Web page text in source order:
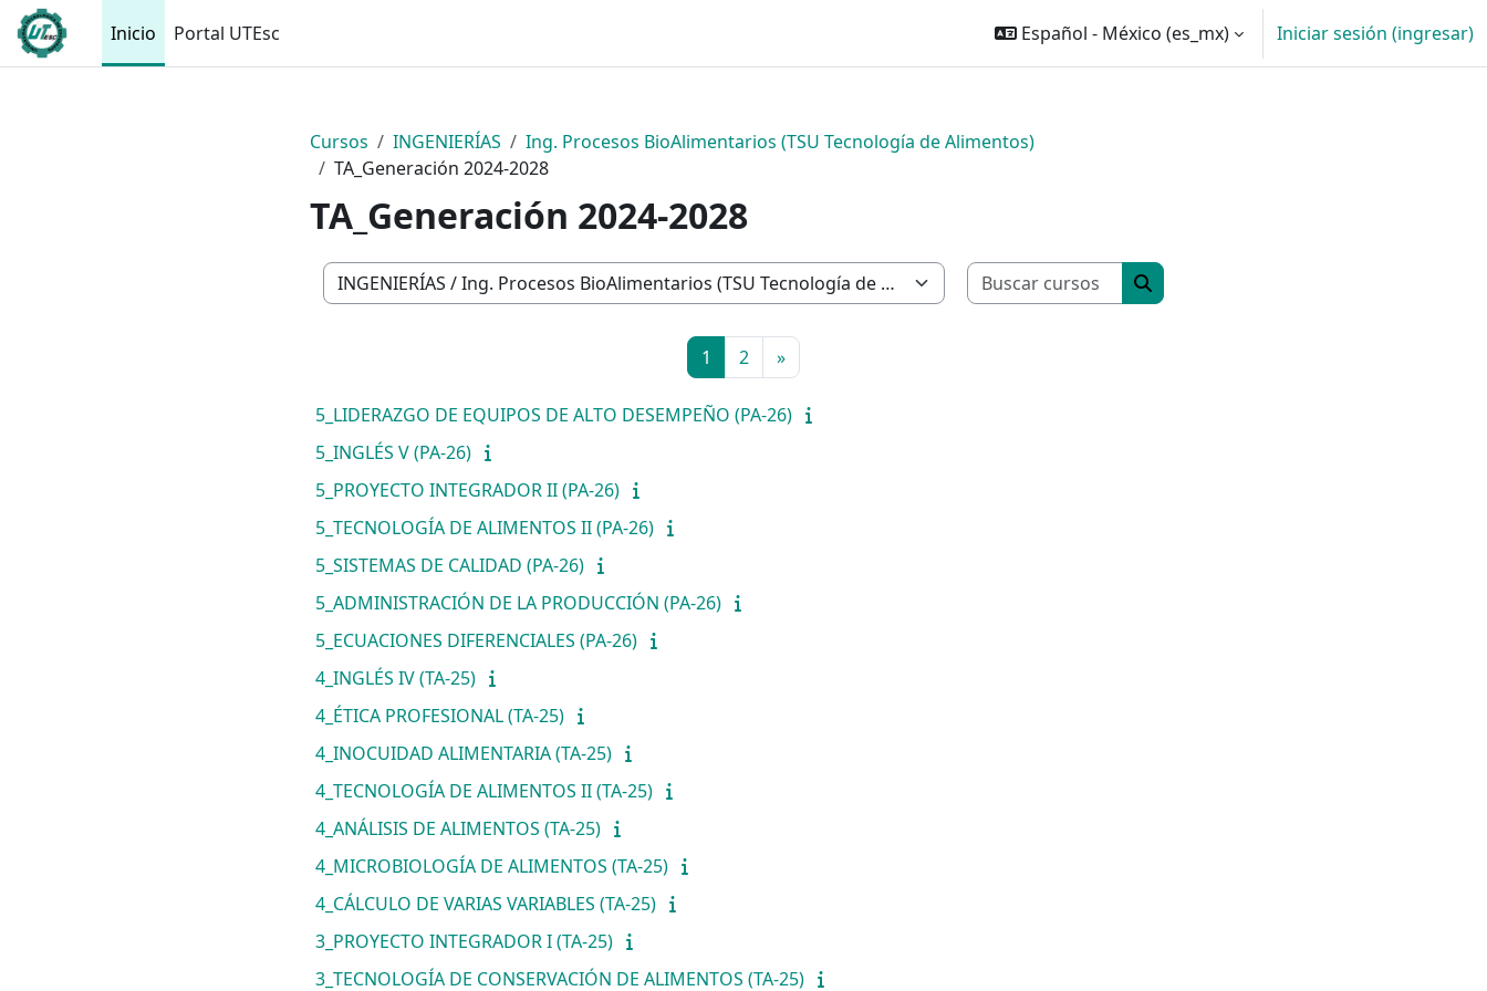
Saltar al contenido principal
Inicio
Portal UTEsc Español - México ‎(es_mx)‎ Iniciar sesión (ingresar)
Cursos INGENIERÍAS
Ing. Procesos BioAlimentarios (TSU Tecnología de Alimentos)
TA_Generación 2024-2028
TA_Generación 2024-2028
Categorías
Buscar cursos
Buscar cursos
1 Página 1
2 Página 2
»Página siguiente
5_LIDERAZGO DE EQUIPOS DE ALTO DESEMPEÑO (PA-26)
5_INGLÉS V (PA-26)
5_PROYECTO INTEGRADOR II (PA-26)
5_TECNOLOGÍA DE ALIMENTOS II (PA-26)
5_SISTEMAS DE CALIDAD (PA-26)
5_ADMINISTRACIÓN DE LA PRODUCCIÓN (PA-26)
5_ECUACIONES DIFERENCIALES (PA-26)
4_INGLÉS IV (TA-25)
4_ÉTICA PROFESIONAL (TA-25)
4_INOCUIDAD ALIMENTARIA (TA-25)
4_TECNOLOGÍA DE ALIMENTOS II (TA-25)
4_ANÁLISIS DE ALIMENTOS (TA-25)
4_MICROBIOLOGÍA DE ALIMENTOS (TA-25)
4_CÁLCULO DE VARIAS VARIABLES (TA-25)
3_PROYECTO INTEGRADOR I (TA-25)
3_TECNOLOGÍA DE CONSERVACIÓN DE ALIMENTOS (TA-25)